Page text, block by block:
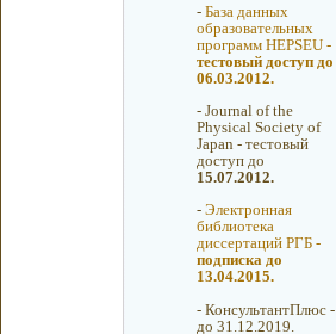
- База данных
образовательных
программ HEPSEU -
тестовый доступ до
06.03.2012.
- Journal of the
Physical Society of
Japan - тестовый
доступ до
15.07.2012.
- Электронная
библиотека
диссертаций РГБ -
подписка до
13.04.2015.
- КонсультантПлюс -
до 31.12.2019.